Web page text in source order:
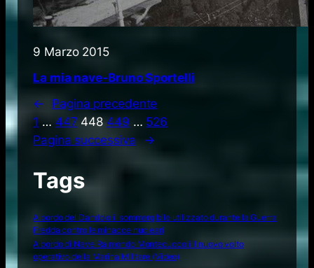
9 Marzo 2015
La mia nave-Bruno Sportelli
←
Pagina precedente
1 … 447 448 449 … 526
Pagina successiva
→
Tags
A bordo del Dandolo il sommergibile utilizzato durante la Guerra
Fredda contro le minacce nucleari
A bordo di Nave Raimondo Montecuccoli il nuovo volto
operativo della Marina Militare (Video)